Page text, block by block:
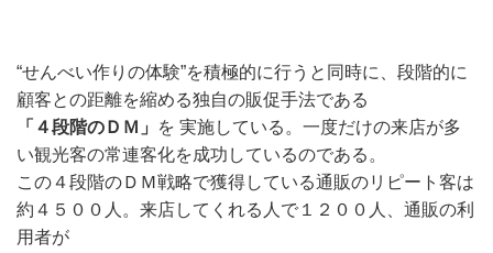
“せんべい作りの体験”を積極的に行うと同時に、段階的に
顧客との距離を縮める独自の販促手法である
「４段階のＤＭ」
を 実施している。一度だけの来店が多
い観光客の常連客化を成功しているのである。
この４段階のＤＭ戦略で獲得している通販のリピート客は
約４５００人。来店してくれる人で１２００人、通販の利
用者が